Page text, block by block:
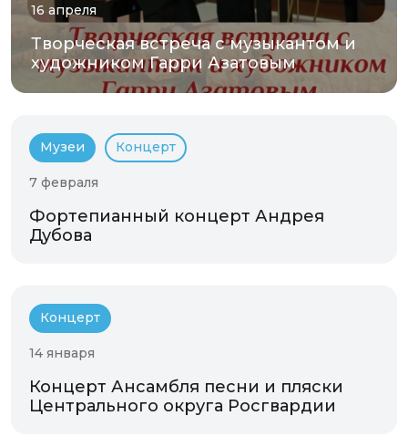
16 апреля
Творческая встреча с музыкантом и
художником Гарри Азатовым
Музеи Концерт
7 февраля
Фортепианный концерт Андрея
Дубова
Концерт
14 января
Концерт Ансамбля песни и пляски
Центрального округа Росгвардии